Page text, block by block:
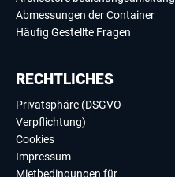
Abmessungen der Container
Häufig Gestellte Fragen
RECHTLICHES
Privatsphäre (DSGVO-
Verpflichtung)
Cookies
Impressum
Mietbedingungen für